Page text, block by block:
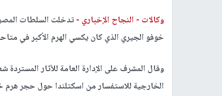
وكالات - النجاح الإخباري -تدخلت السلطات
خوفو الجيري الذي كان يكسي الهرم الأكبر في
وقال المشرف على الإدارة العامة للآثار المستردة
الخارجية للاستفسار من اسكتلندا حول حجر